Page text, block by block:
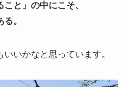
こと」の中にこそ、
。
いかなと思っています。